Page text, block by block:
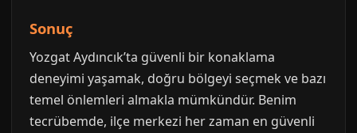
Sonuç
Yozgat Aydıncık’ta güvenli bir konaklama
deneyimi yaşamak, doğru bölgeyi seçmek ve bazı
temel önlemleri almakla mümkündür. Benim
tecrübemde, ilçe merkezi her zaman en güvenli